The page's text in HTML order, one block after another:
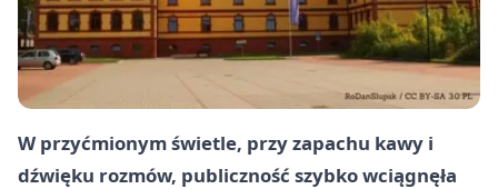
W przyćmionym świetle, przy zapachu kawy i
dźwięku rozmów, publiczność szybko wciągnęła